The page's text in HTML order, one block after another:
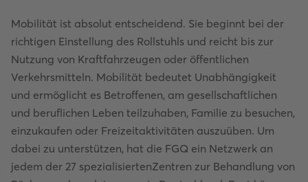
Mobilität ist absolut entscheidend. Sie beginnt bei der
richtigen Einstellung des Rollstuhls und reicht bis zur
Nutzung von Kraftfahrzeugen oder öffentlichen
Verkehrsmitteln. Mobilität bedeutet Unabhängigkeit
und ermöglicht es Betroffenen, am gesellschaftlichen
und beruflichen Leben teilzuhaben, Familie zu besuchen,
einzukaufen oder Freizeitaktivitäten auszuüben. Um
dabei zu unterstützen, hat die FGQ ein Netzwerk an
jedem der 27 spezialisiertenZentren zur Behandlung von